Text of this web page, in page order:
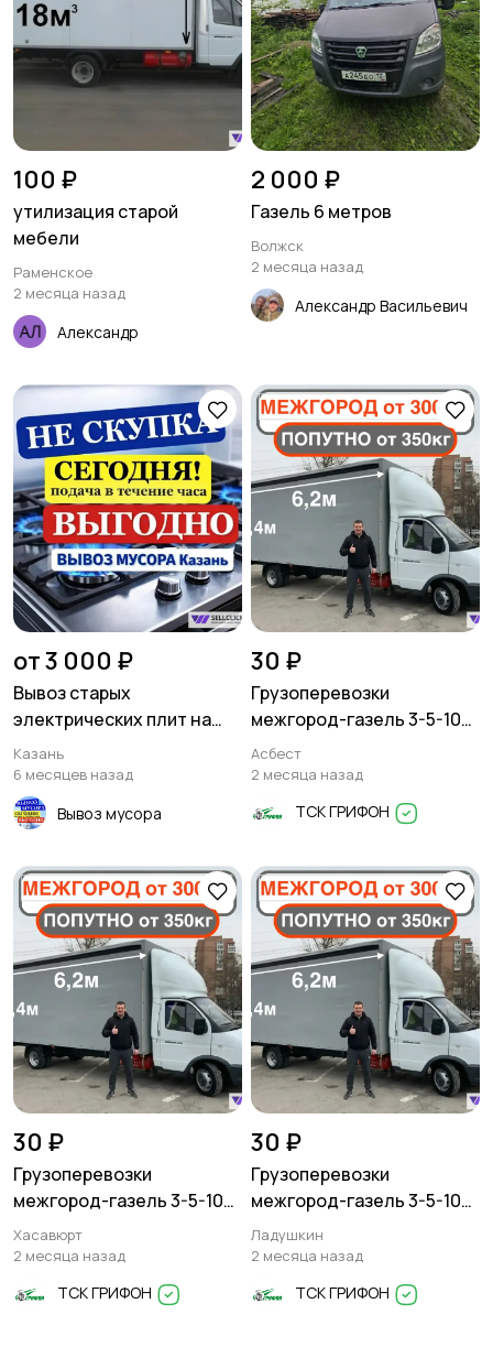
100 ₽
утилизация старой
мебели
Раменское
2 месяца назад
Александр
2 000 ₽
Газель 6 метров
Волжск
2 месяца назад
Александр Васильевич
от 3 000 ₽
Вывоз старых
электрических плит на
утилизацию Высокая гора
Казань
6 месяцев назад
Вывоз мусора
30 ₽
Грузоперевозки
межгород-газель 3-5-10
тонн
Асбест
2 месяца назад
ТСК ГРИФОН
30 ₽
Грузоперевозки
межгород-газель 3-5-10
тонн
Хасавюрт
2 месяца назад
ТСК ГРИФОН
30 ₽
Грузоперевозки
межгород-газель 3-5-10
тонн
Ладушкин
2 месяца назад
ТСК ГРИФОН